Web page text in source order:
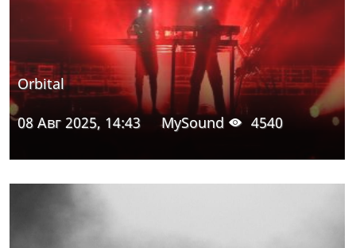
Orbital
08 Авг 2025, 14:43 MySound 4540